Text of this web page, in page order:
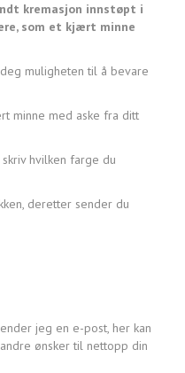
kremasjon innstøpt i
som et kjært minne
muligheten til å bevare
minne med aske fra ditt
hvilken farge du
deretter sender du
jeg en e-post, her kan
ønsker til nettopp din